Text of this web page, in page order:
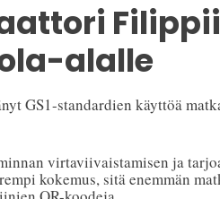
alalle
GS1-standardien käyttöä
virtaviivaistamisen ja
kokemus, sitä enemmän